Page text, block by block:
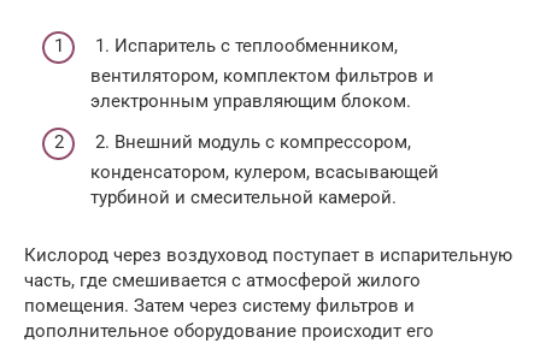
1. Испаритель с теплообменником,
вентилятором, комплектом фильтров и
электронным управляющим блоком.
2. Внешний модуль с компрессором,
конденсатором, кулером, всасывающей
турбиной и смесительной камерой.
Кислород через воздуховод поступает в испарительную
часть, где смешивается с атмосферой жилого
помещения. Затем через систему фильтров и
дополнительное оборудование происходит его